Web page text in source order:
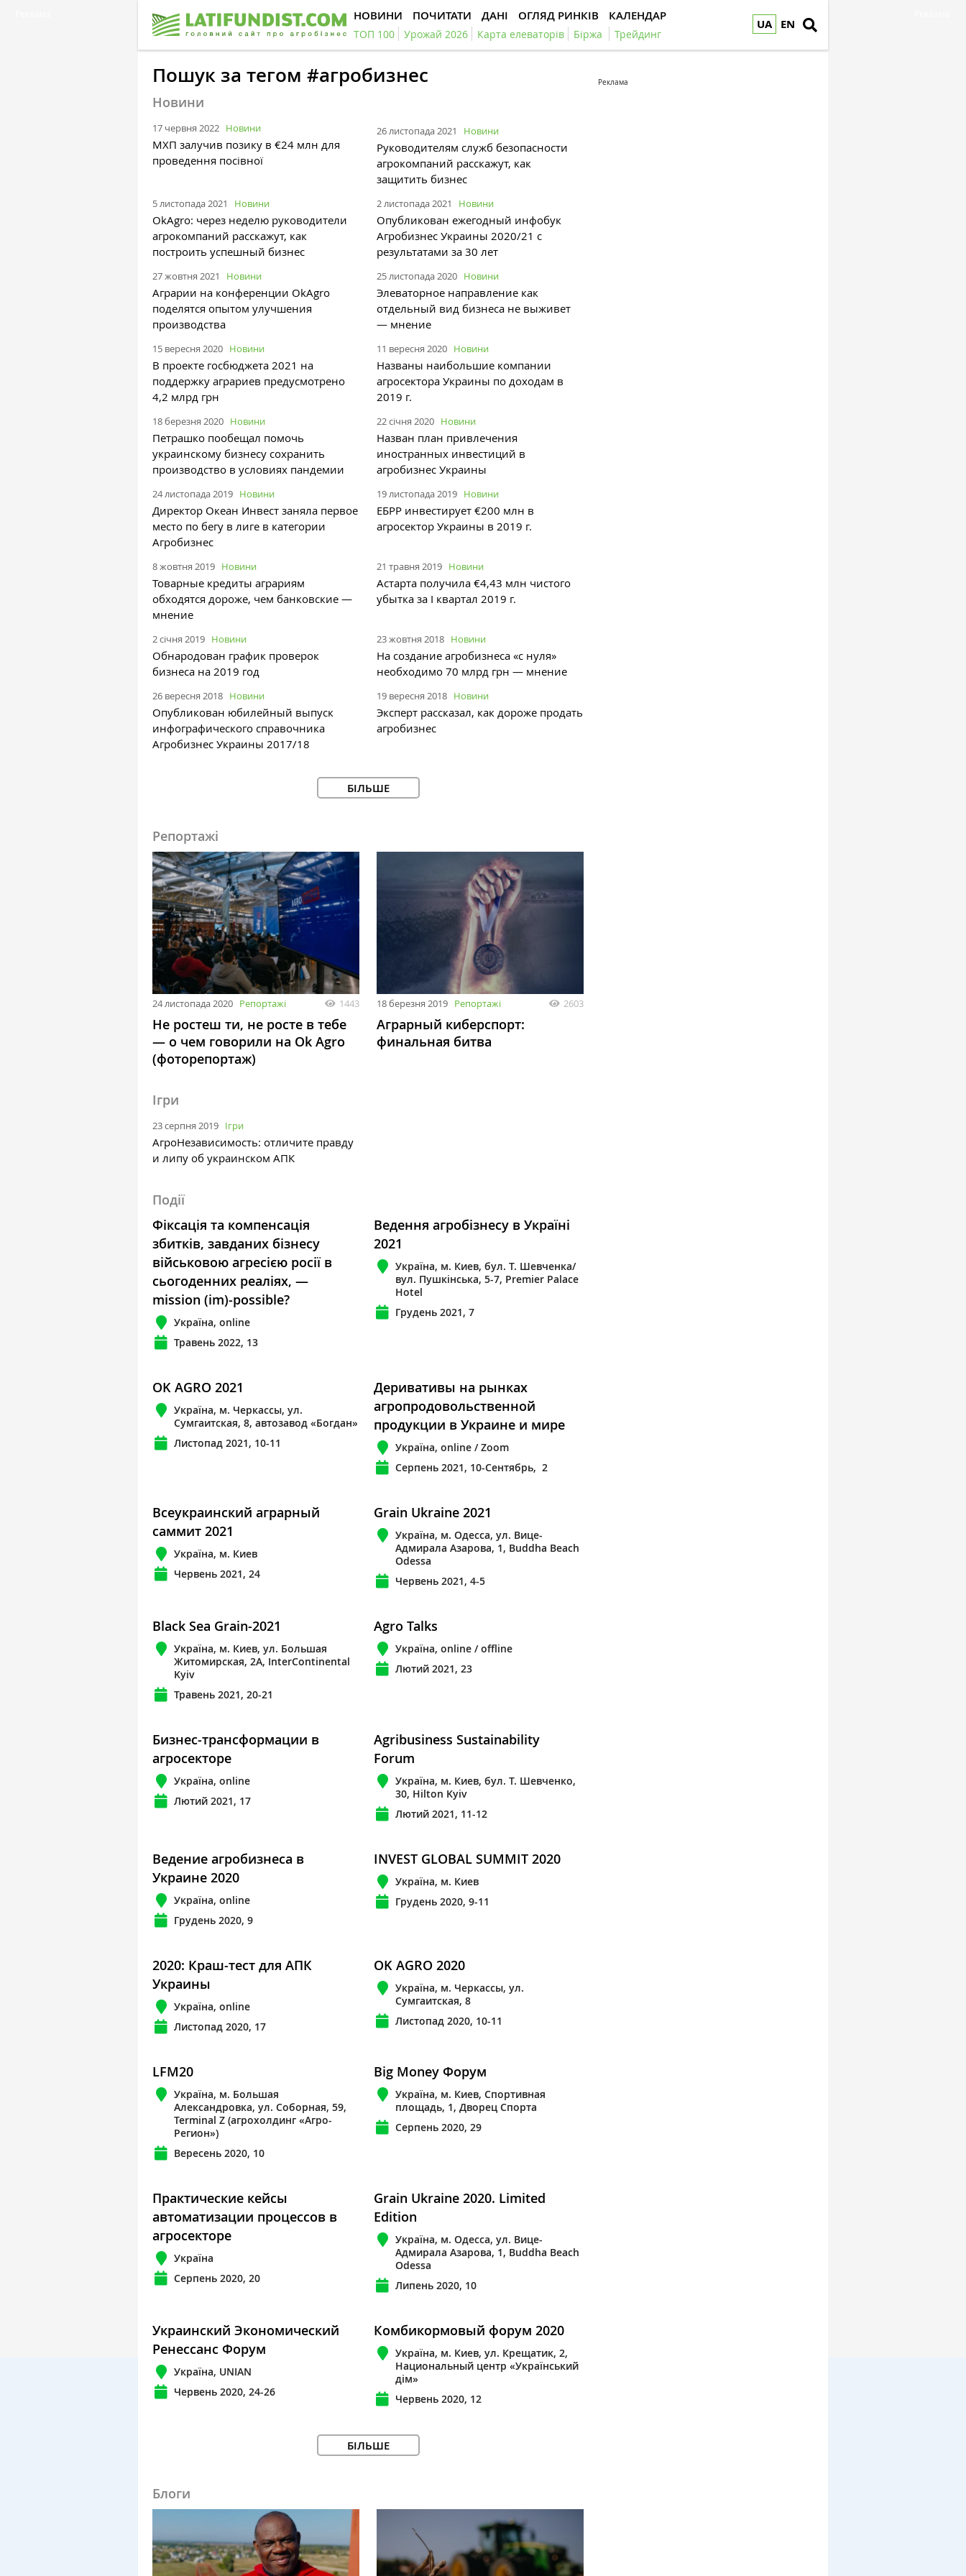
UA EN
НОВИНИ ПОЧИТАТИ ДАНІ ОГЛЯД РИНКІВ КАЛЕНДАР
ТОП 100 Урожай 2026 Карта елеваторів Біржа Трейдинг
Пошук за тегом #агробизнес
Новини
17 червня 2022 Новини
МХП залучив позику в €24 млн для
проведення посівної
26 листопада 2021 Новини
Руководителям служб безопасности
агрокомпаний расскажут, как
защитить бизнес
5 листопада 2021 Новини
OkAgro: через неделю руководители
агрокомпаний расскажут, как
построить успешный бизнес
2 листопада 2021 Новини
Опубликован ежегодный инфобук
Агробизнес Украины 2020/21 с
результатами за 30 лет
27 жовтня 2021 Новини
Аграрии на конференции OkAgro
поделятся опытом улучшения
производства
25 листопада 2020 Новини
Элеваторное направление как
отдельный вид бизнеса не выживет
— мнение
15 вересня 2020 Новини
В проекте госбюджета 2021 на
поддержку аграриев предусмотрено
4,2 млрд грн
11 вересня 2020 Новини
Названы наибольшие компании
агросектора Украины по доходам в
2019 г.
18 березня 2020 Новини
Петрашко пообещал помочь
украинскому бизнесу сохранить
производство в условиях пандемии
22 січня 2020 Новини
Назван план привлечения
иностранных инвестиций в
агробизнес Украины
24 листопада 2019 Новини
Директор Океан Инвест заняла первое
место по бегу в лиге в категории
Агробизнес
19 листопада 2019 Новини
ЕБРР инвестирует €200 млн в
агросектор Украины в 2019 г.
8 жовтня 2019 Новини
Товарные кредиты аграриям
обходятся дороже, чем банковские —
мнение
21 травня 2019 Новини
Астарта получила €4,43 млн чистого
убытка за I квартал 2019 г.
2 січня 2019 Новини
Обнародован график проверок
бизнеса на 2019 год
23 жовтня 2018 Новини
На создание агробизнеса «с нуля»
необходимо 70 млрд грн — мнение
26 вересня 2018 Новини
Опубликован юбилейный выпуск
инфографического справочника
Агробизнес Украины 2017/18
19 вересня 2018 Новини
Эксперт рассказал, как дороже продать
агробизнес
БІЛЬШЕ
Репортажі
24 листопада 2020 Репортажі 1443
Не ростеш ти, не росте в тебе
— о чем говорили на Ok Agro
(фоторепортаж)
18 березня 2019 Репортажі 2603
Аграрный киберспорт:
финальная битва
Ігри
23 серпня 2019 Ігри
АгроНезависимость: отличите правду
и липу об украинском АПК
Події
Фіксація та компенсація
збитків, завданих бізнесу
військовою агресією росії в
сьогоденних реаліях, —
mission (im)-possible?
Україна, online
Травень 2022, 13
Ведення агробізнесу в Україні
2021
Україна, м. Киев, бул. Т. Шевченка/
вул. Пушкінська, 5-7, Premier Palace
Hotel
Грудень 2021, 7
OK AGRO 2021
Україна, м. Черкассы, ул.
Сумгаитская, 8, автозавод «Богдан»
Листопад 2021, 10-11
Деривативы на рынках
агропродовольственной
продукции в Украине и мире
Україна, online / Zoom
Серпень 2021, 10-Сентябрь, 2
Всеукраинский аграрный
саммит 2021
Україна, м. Киев
Червень 2021, 24
Grain Ukraine 2021
Україна, м. Одесса, ул. Вице-
Адмирала Азарова, 1, Buddha Beach
Odessa
Червень 2021, 4-5
Black Sea Grain-2021
Україна, м. Киев, ул. Большая
Житомирская, 2А, InterContinental
Kyiv
Травень 2021, 20-21
Agro Talks
Україна, online / offline
Лютий 2021, 23
Бизнес-трансформации в
агросекторе
Україна, online
Лютий 2021, 17
Agribusiness Sustainability
Forum
Україна, м. Киев, бул. Т. Шевченко,
30, Hilton Kyiv
Лютий 2021, 11-12
Ведение агробизнеса в
Украине 2020
Україна, online
Грудень 2020, 9
INVEST GLOBAL SUMMIT 2020
Україна, м. Киев
Грудень 2020, 9-11
2020: Краш-тест для АПК
Украины
Україна, online
Листопад 2020, 17
OK AGRO 2020
Україна, м. Черкассы, ул.
Сумгаитская, 8
Листопад 2020, 10-11
LFM20
Україна, м. Большая
Александровка, ул. Соборная, 59,
Terminal Z (агрохолдинг «Агро-
Регион»)
Вересень 2020, 10
Big Money Форум
Україна, м. Киев, Спортивная
площадь, 1, Дворец Спорта
Серпень 2020, 29
Практические кейсы
автоматизации процессов в
агросекторе
Україна
Серпень 2020, 20
Grain Ukraine 2020. Limited
Edition
Україна, м. Одесса, ул. Вице-
Адмирала Азарова, 1, Buddha Beach
Odessa
Липень 2020, 10
Украинский Экономический
Ренессанс Форум
Україна, UNIAN
Червень 2020, 24-26
Комбикормовый форум 2020
Україна, м. Киев, ул. Крещатик, 2,
Национальный центр «Український
дім»
Червень 2020, 12
БІЛЬШЕ
Блоги
Реклама